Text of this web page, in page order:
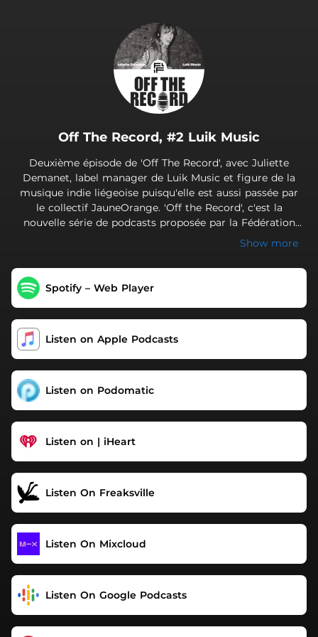
Off The Record, #2 Luik Music
Deuxième épisode de 'Off The Record', avec Juliette
Demanet, label manager de Luik Music et figure de la
musique indie liégeoise puisqu'elle est aussi passée par
le collectif JauneOrange. 'Off the Record', c'est la
nouvelle série de podcasts proposée par la Fédération
des Labels Indépendants Francophones pour découvrir le
labels belges, derrière certains de vos disques
préférés. Interview et édition : Thomas
Ducres Enregistrement, son et montage : Benjamin
Schoos Voix générique : Lucie Rezsöhazy Visuels : Greg
Noël Produit par Freaksville Publishing SRL Distribué par
Freaksville Podcasts
Show more
Spotify – Web Player
‎Listen on Apple Podcasts
Listen on Podomatic
Listen on | iHeart
Listen On Freaksville
Listen On Mixcloud
Listen On Google Podcasts